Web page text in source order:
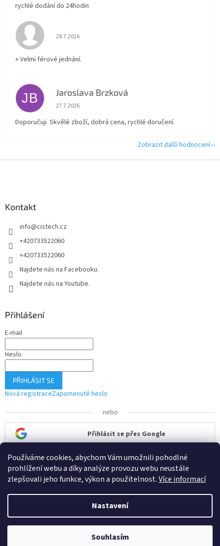
Používáme cookies, abychom Vám umožnili pohodlné
prohlížení webu a díky analýze provozu webu neustále
zlepšovali jeho funkce, výkon a použitelnost.Více informací
Nastavení
Souhlasím
rychlé dodání do 24hodin
Hodnocení obchodu je 5 z 5 hvězdiček.
28.7.2026
+ Velmi férové jednání.
JB Jaroslava Brzková
Hodnocení obchodu je 5 z 5 hvězdiček.
27.7.2026
Doporučuji. Skvělé zboží, dobrá cena, rychlé doručení.
Zobrazit další hodnocení
Kontakt
info@cistech.cz
+420733522060
+420733522060
Najdete nás na Facebooku.
Najdete nás na Youtube.
Přihlášení
E-mail
Heslo
PŘIHLÁSIT SE
Nová registraceZapomenuté heslo
nebo
Přihlásit se přes Google
Přihlásit se přes Seznam
Vytvořil Shoptet
ČisTech. Všechna práva vyhrazena.